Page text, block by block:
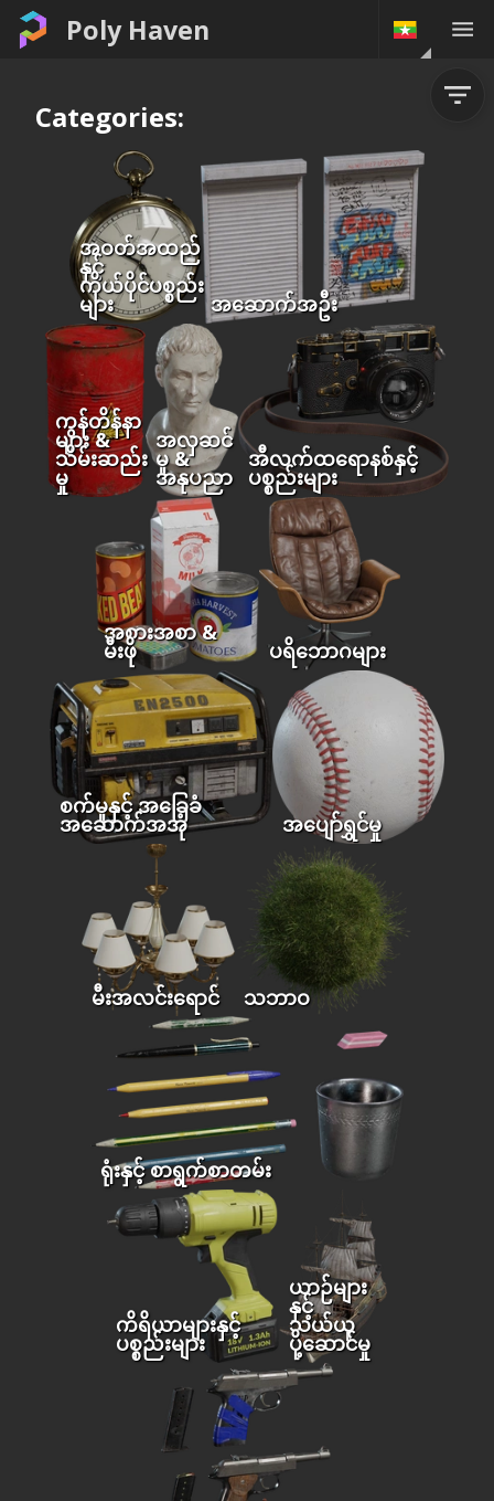
Poly Haven
Categories:
အဝတ်အထည်
နှင့်
ကိုယ်ပိုင်ပစ္စည်း
များ အဆောက်အဦး
ကွန်တိန်နာ
များ &
သိမ်းဆည်း
မှု
အလှဆင်
မှု &
အနုပညာ
အီလက်ထရောနစ်နှင့်
ပစ္စည်းများ
အစားအစာ &
မီးဖို ပရိဘောဂများ
စက်မှုနှင့် အခြေခံ
အဆောက်အအုံ အပျော်ရွှင်မှု
မီးအလင်းရောင် သဘာဝ
ရုံးနှင့် စာရွက်စာတမ်း
ကိရိယာများနှင့်
ပစ္စည်းများ
ယာဉ်များ
နှင့်
သယ်ယူ
ပို့ဆောင်မှု